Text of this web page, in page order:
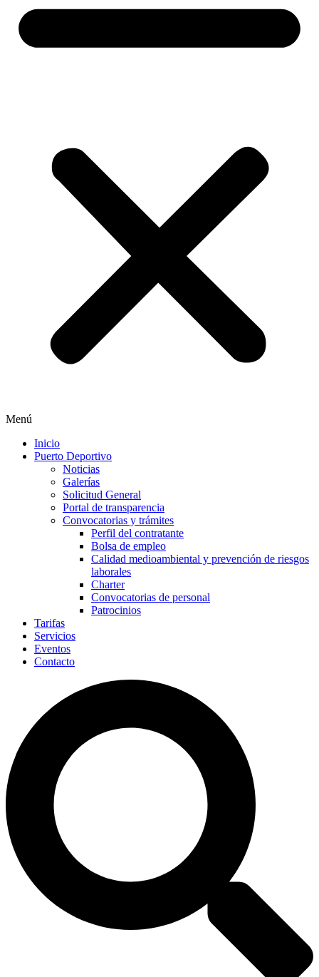
Menú
Inicio
Puerto Deportivo
Noticias
Galerías
Solicitud General
Portal de transparencia
Convocatorias y trámites
Perfil del contratante
Bolsa de empleo
Calidad medioambiental y prevención de riesgos
laborales
Charter
Convocatorias de personal
Patrocinios
Tarifas
Servicios
Eventos
Contacto